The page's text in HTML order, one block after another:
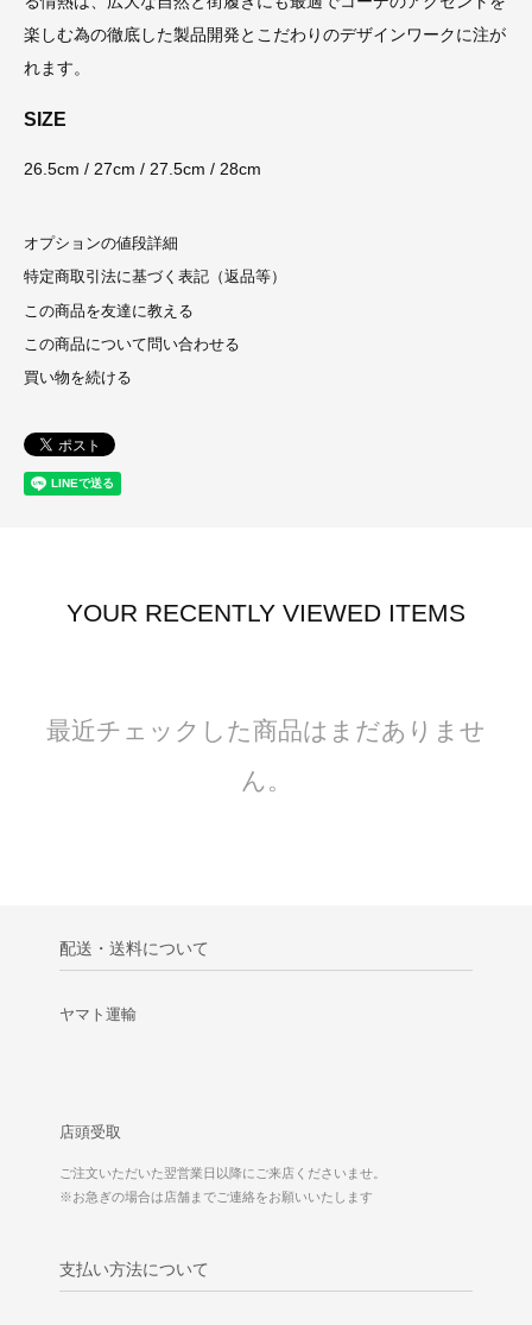
楽しむ為の徹底した製品開発とこだわりのデザインワークに注が
れます。
SIZE
26.5cm / 27cm / 27.5cm / 28cm
オプションの値段詳細
特定商取引法に基づく表記（返品等）
この商品を友達に教える
この商品について問い合わせる
買い物を続ける
YOUR RECENTLY VIEWED ITEMS
最近チェックした商品はまだありませ
ん。
配送・送料について
ヤマト運輸
店頭受取
ご注文いただいた翌営業日以降にご来店くださいませ。
※お急ぎの場合は店舗までご連絡をお願いいたします
支払い方法について